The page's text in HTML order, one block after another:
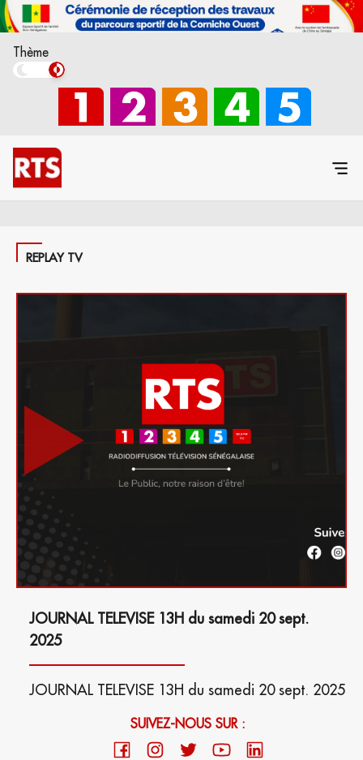
Thème
REPLAY TV
JOURNAL TELEVISE 13H du samedi 20 sept.
2025
JOURNAL TELEVISE 13H du samedi 20 sept. 2025
SUIVEZ-NOUS SUR :